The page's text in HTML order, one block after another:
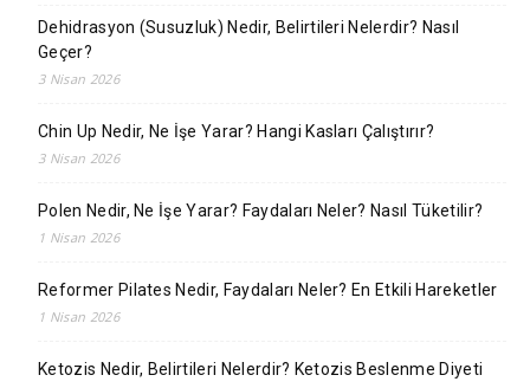
Dehidrasyon (Susuzluk) Nedir, Belirtileri Nelerdir? Nasıl
Geçer?
3 Nisan 2026
Chin Up Nedir, Ne İşe Yarar? Hangi Kasları Çalıştırır?
3 Nisan 2026
Polen Nedir, Ne İşe Yarar? Faydaları Neler? Nasıl Tüketilir?
1 Nisan 2026
Reformer Pilates Nedir, Faydaları Neler? En Etkili Hareketler
1 Nisan 2026
Ketozis Nedir, Belirtileri Nelerdir? Ketozis Beslenme Diyeti